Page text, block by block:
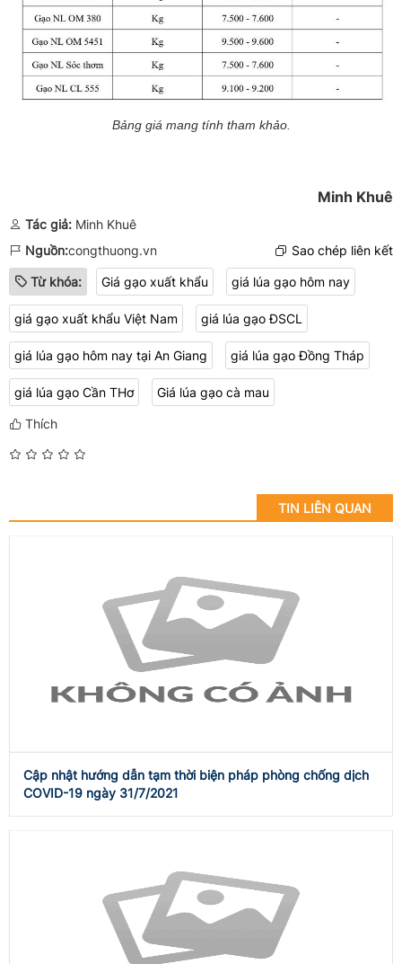
Bảng giá mang tính tham khảo.
Minh Khuê
Tác giả: Minh Khuê
Nguồn:congthuong.vn Sao chép liên kết
Từ khóa: Giá gạo xuất khẩu giá lúa gạo hôm nay
giá gạo xuất khẩu Việt Nam giá lúa gạo ĐSCL
giá lúa gạo hôm nay tại An Giang giá lúa gạo Đồng Tháp
​​​​​​​giá lúa gạo Cần THơ Giá lúa gạo cà mau
Thích
TIN LIÊN QUAN
Cập nhật hướng dẫn tạm thời biện pháp phòng chống dịch
COVID-19 ngày 31/7/2021